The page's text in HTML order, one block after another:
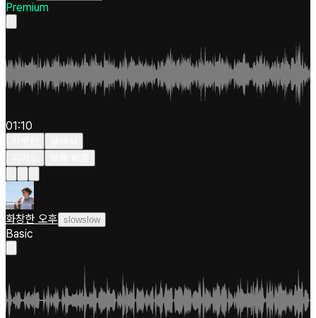
Premium
01:10
화창한 오후 slowslow
Basic